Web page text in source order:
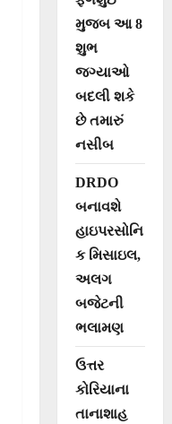
મુજબ આ 8
શુભ
જગ્યાઓ
બદલી શકે
છે તમારું
નસીબ
DRDO
બનાવશે
હાઇપરસોનિ
ક મિસાઇલ,
અલગ
બજેટની
ભલામણ
ઉત્તર
કોરિયાના
તાનાશાહ